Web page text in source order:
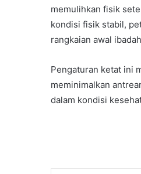
memulihkan fisik
kondisi fisik stabil,
rangkaian awal
Pengaturan ketat ini
meminimalkan
dalam kondisi